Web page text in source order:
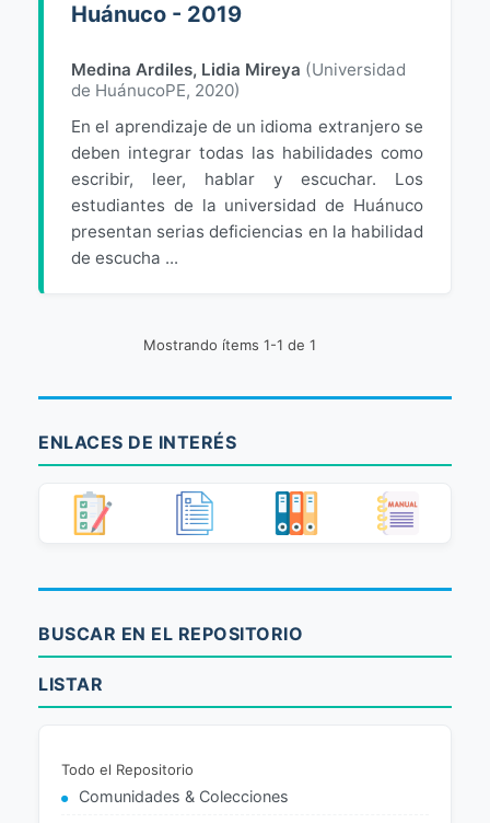
Huánuco - 2019
Medina Ardiles, Lidia Mireya (Universidad
de HuánucoPE, 2020)
En el aprendizaje de un idioma extranjero se
deben integrar todas las habilidades como
escribir, leer, hablar y escuchar. Los
estudiantes de la universidad de Huánuco
presentan serias deficiencias en la habilidad
de escucha ...
Mostrando ítems 1-1 de 1
ENLACES DE INTERÉS
BUSCAR EN EL REPOSITORIO
LISTAR
Todo el Repositorio
Comunidades & Colecciones